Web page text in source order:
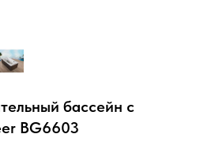
бассейн с
BG6603